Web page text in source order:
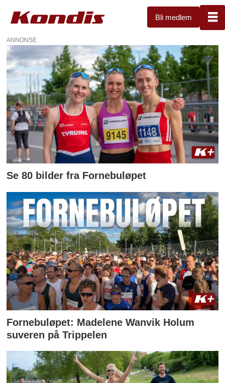
Bli medlem
Tag:
fornebuløpet
ANNONSE
Se 80 bilder fra Fornebuløpet
Fornebuløpet: Madelene Wanvik Holum
suveren på Trippelen